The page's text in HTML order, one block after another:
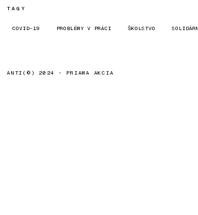
TAGY
COVID-19 PROBLÉMY V PRÁCI ŠKOLSTVO
ANTI(©) 2024 - PRIAMA AKCIA